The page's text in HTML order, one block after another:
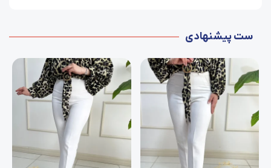
ست پیشنهادی